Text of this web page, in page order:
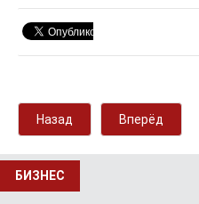
Назад Вперёд
БИЗНЕС